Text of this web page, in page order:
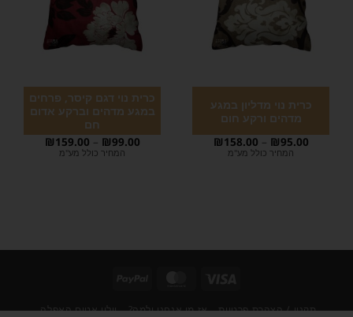
כרית נוי מדליון במגע
מדהים ורקע חום
₪95.00
–
₪158.00
המחיר כולל מע"מ
כרית נוי דגם קיסר, פרחים
במגע מדהים וברקע אדום
חם
₪99.00
–
₪159.00
המחיר כולל מע"מ
תקנון / הצהרת פרטיות אז מי אנחנו ולמה?
וילון אטום האפלה